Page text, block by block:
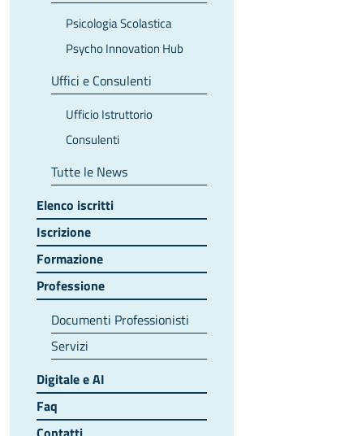
Psicologia Scolastica
Psycho Innovation Hub
Uffici e Consulenti
Ufficio Istruttorio
Consulenti
Tutte le News
Elenco iscritti
Iscrizione
Formazione
Professione
Documenti Professionisti
Servizi
Digitale e AI
Faq